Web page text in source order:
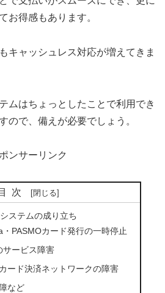
お得感もあります。
キャッシュレス対応が増えてきま
ムはちょっとしたことで利用でき
ので、備えが必要でしょう。
ンサーリンク
次
ステムの成り立ち
PASMOカード発行の一時停止
サービス障害
ード決済ネットワークの障害
など